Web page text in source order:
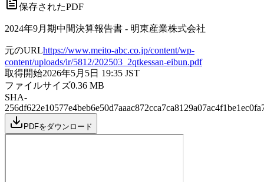
保存されたPDF
2024年9月期中間決算報告書 - 明東産業株式会社
元のURLhttps://www.meito-abc.co.jp/content/wp-
content/uploads/ir/5812/202503_2qtkessan-eibun.pdf
取得開始2026年5月5日 19:35 JST
ファイルサイズ0.36 MB
SHA-
256
PDFをダウンロード